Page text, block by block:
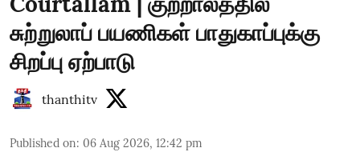
சுற்றுலாப் பயணிகள் பாதுகாப்புக்கு
சிறப்பு ஏற்பாடு
thanthitv
Published on: 06 Aug 2026, 12:42 pm